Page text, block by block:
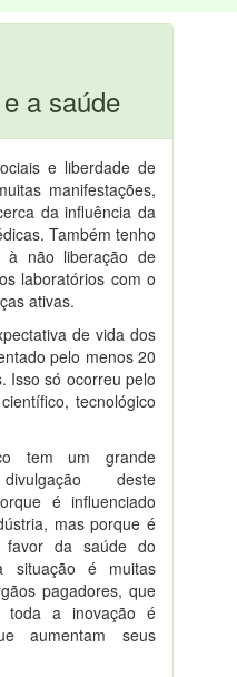
a saúde
e liberdade de
manifestações,
da influência da
Também tenho
à não liberação de
laboratórios com o
ativas.
de vida dos
pelo menos 20
Isso só ocorreu pelo
tecnológico
tem um grande
deste
é influenciado
mas porque é
da saúde do
situação é muitas
pagadores, que
toda a inovação é
aumentam seus